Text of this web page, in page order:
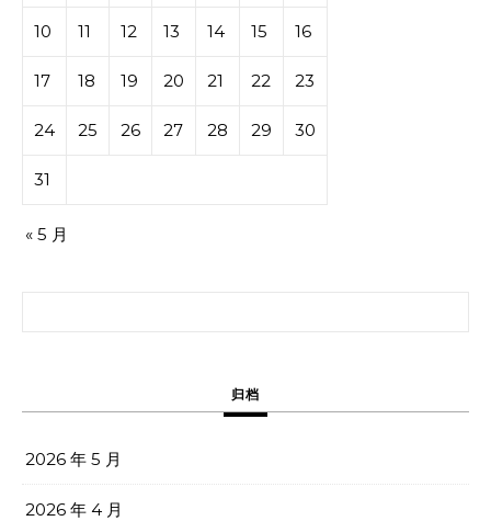
10 11 12 13 14 15 16
17 18 19 20 21 22 23
24 25 26 27 28 29 30
31
« 5 月
归档
2026 年 5 月
2026 年 4 月